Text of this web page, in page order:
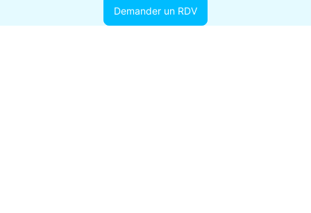
Demander un RDV